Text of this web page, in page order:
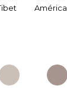
América